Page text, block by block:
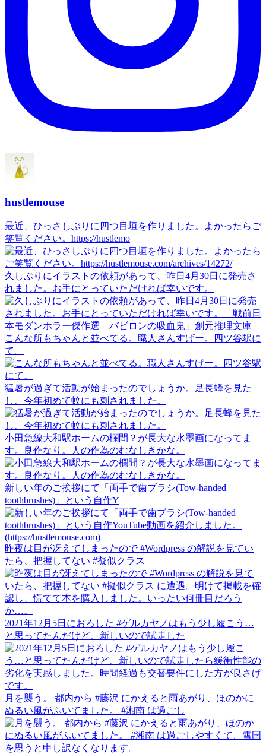
hustlemouse
最近、ひっさしぶりに四つ目垣を作りました。よかったらご
笑覧ください。https://hustlemo
久しぶりにイラストの依頼があって、昨日4月30日に発売さ
れました。お手にとっていただければ幸いです。
こんな所もちゃんと並べてる。職人さんすげー。四ツ谷駅に
て。
猛暑が過ぎて活動が始まったのでしょうか。足長蜂を見た
し、今年初めて蚊にも刺されました。
小田急線大和駅ホームの欄間？が長大な水墨画になってま
す。良作なり。人の作為のむなしきかな。
新しい年のご挨拶にて「両手で歯ブラシ(Tow-handed
toothbrushes)」という自作Y
昨夜は目が冴えてしまったので #Wordpress の解説を見てい
たら、把握してない #擬似クラス
2021年12月5日におろした #ゲルカヤノはもう少し履こう…
と思ってたんだけど、新しいので試走した
月を襲う。 都内から #藤沢 にかえると雨あがり、ほのかに
ぬるい風がふいてました。 #湘南 は過ごし